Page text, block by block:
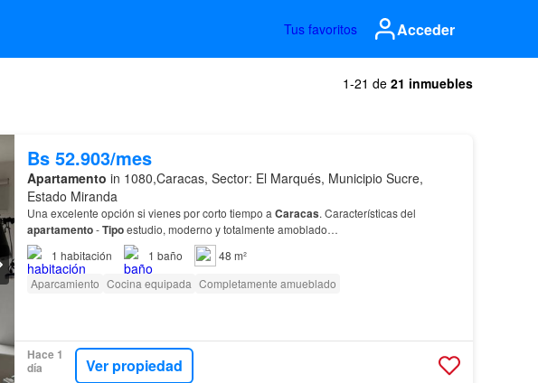
Tus favoritos Acceder
1-21 de 21 inmuebles
Bs 52.903/mes
Apartamento in 1080,Caracas, Sector: El Marqués, Municipio Sucre,
Estado Miranda
Una excelente opción si vienes por corto tiempo a Caracas. Características del
apartamento-Tipoestudio, moderno y totalmente amoblado…
1 habitación 1 baño
48 m²
Aparcamiento Cocina equipada Completamente amueblado
Hace 1
día
Ver propiedad